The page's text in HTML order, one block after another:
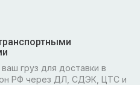
груз для доставки в
РФ через ДЛ, СДЭК, ЦТС и